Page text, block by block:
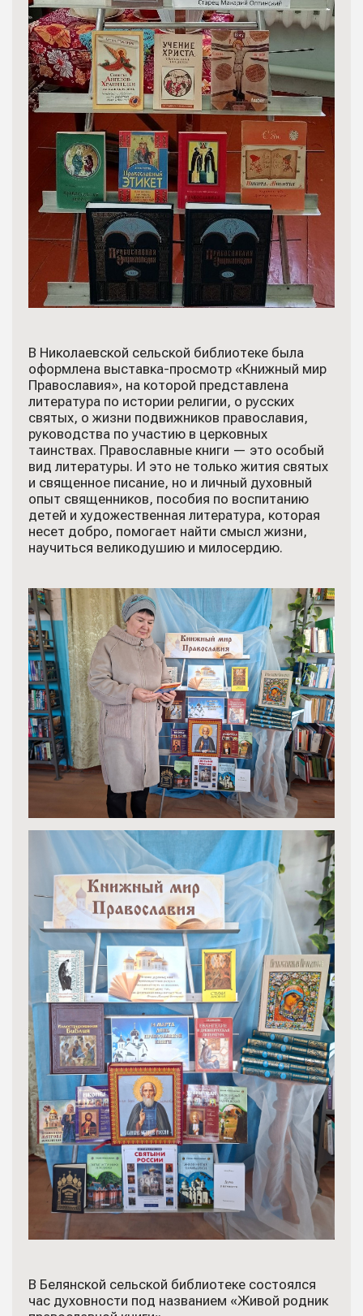
В Николаевской сельской библиотеке была
оформлена выставка-просмотр «Книжный мир
Православия», на которой представлена
литература по истории религии, о русских
святых, о жизни подвижников православия,
руководства по участию в церковных
таинствах. Православные книги — это особый
вид литературы. И это не только жития святых
и священное писание, но и личный духовный
опыт священников, пособия по воспитанию
детей и художественная литература, которая
несет добро, помогает найти смысл жизни,
научиться великодушию и милосердию.
В Белянской сельской библиотеке состоялся
час духовности под названием «Живой родник